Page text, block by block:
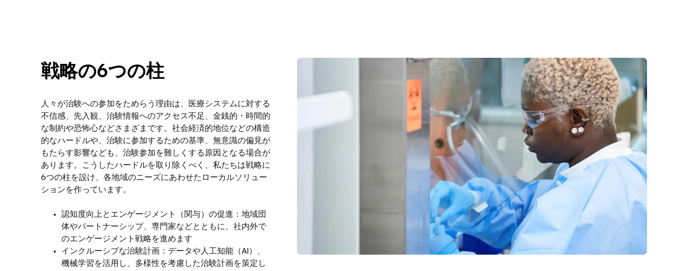
戦略の6つの柱
人々が治験への参加をためらう理由は、医療システムに対する
不信感、先入観、治験情報へのアクセス不足、金銭的・時間的
な制約や恐怖心などさまざまです。社会経済的地位などの構造
的なハードルや、治験に参加するための基準、無意識の偏見が
もたらす影響なども、治験参加を難しくする原因となる場合が
あります。こうしたハードルを取り除くべく、私たちは戦略に
6つの柱を設け、各地域のニーズにあわせたローカルソリュー
ションを作っています。
認知度向上とエンゲージメント（関与）の促進：地域団
体やパートナーシップ、専門家などとともに、社内外で
のエンゲージメント戦略を進めます
インクルーシブな治験計画：データや人工知能（AI）、
機械学習を活用し、多様性を考慮した治験計画を策定し